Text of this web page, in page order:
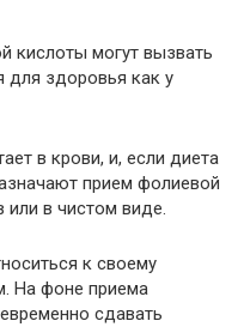
кислоты могут вызвать
для здоровья как у
в крови, и, если диета
прием фолиевой
или в чистом виде.
к своему
На фоне приема
сдавать